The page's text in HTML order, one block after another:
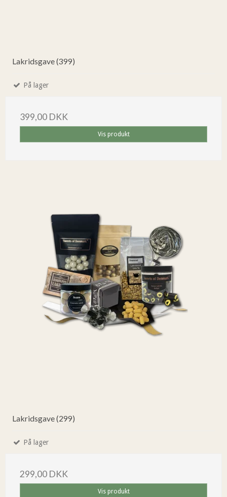
Lakridsgave (399)
På lager
399,00 DKK
Vis produkt
Lakridsgave (299)
På lager
299,00 DKK
Vis produkt